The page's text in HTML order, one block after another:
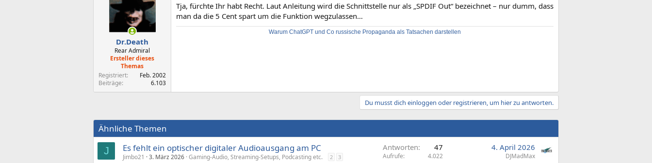
Dr.Death
Rear Admiral
Ersteller dieses
Themas
Registriert
Feb. 2002
Beiträge
6.103
Tja, fürchte Ihr habt Recht. Laut Anleitung wird die Schnittstelle nur als „SPDIF Out“ bezeichnet – nur dumm, dass
man da die 5 Cent spart um die Funktion wegzulassen…
Warum ChatGPT und Co russische Propaganda als Tatsachen darstellen
Du musst dich einloggen oder registrieren, um hier zu antworten.
Ähnliche Themen
J Es fehlt ein optischer digitaler Audioausgang am PC
Jimbo21 3. März 2026 Gaming-Audio, Streaming-Setups, Podcasting etc. 2 3
Antworten 47
Aufrufe 4.022
4. April 2026
DJMadMax